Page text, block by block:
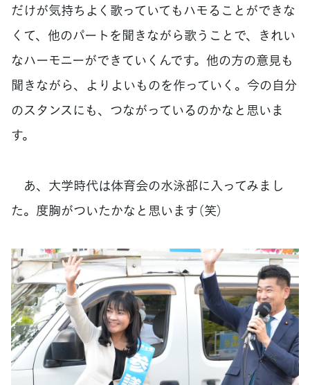
だけが気持ちよく歌っていてもハモることができな
くて、他のパートを聞きながら歌うことで、きれい
なハーモニーができていくんです。他の方の意見も
聞きながら、よりよいものを作っていく。今の自分
のスタンスにも、つながっているのかなと思いま
す。
あ、大学時代は体育会の水泳部に入ってみまし
た。度胸がついたかなと思います（笑）